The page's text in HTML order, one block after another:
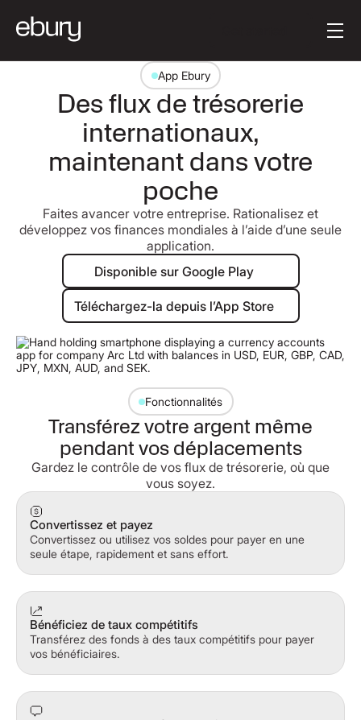
App Ebury
Des flux de trésorerie
internationaux,
maintenant dans votre
poche
Faites avancer votre entreprise. Rationalisez et
développez vos finances mondiales à l’aide d’une seule
application.
Disponible sur Google Play
Disponible sur Google Play
Téléchargez-la depuis l’App Store
Téléchargez-la depuis l’App Store
Fonctionnalités
Transférez votre argent même
pendant vos déplacements
Gardez le contrôle de vos flux de trésorerie, où que
vous soyez.
Convertissez et payez
Convertissez ou utilisez vos soldes pour payer en une
seule étape, rapidement et sans effort.
Bénéficiez de taux compétitifs
Transférez des fonds à des taux compétitifs pour payer
vos bénéficiaires.